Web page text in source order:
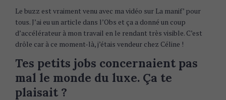
Le buzz est vraiment venu avec ma vidéo sur La manif’ pour
tous. J’ai eu un article dans l’Obs et ça a donné un coup
d’accélérateur à mon travail en le rendant très visible. C’est
drôle car à ce moment-là, j’étais vendeur chez Céline !
Tes petits jobs concernaient pas
mal le monde du luxe. Ça te
plaisait ?